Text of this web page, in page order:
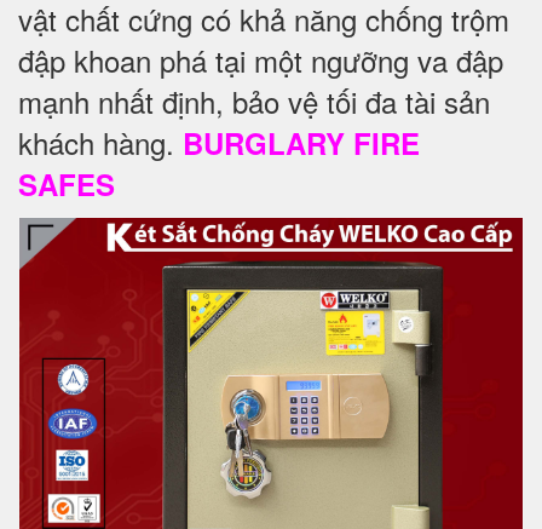
vật chất cứng có khả năng chống trộm
đập khoan phá tại một ngưỡng va đập
mạnh nhất định, bảo vệ tối đa tài sản
khách hàng. BURGLARY FIRE
SAFES